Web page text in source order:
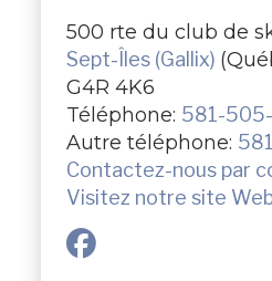
500 rte du club de
Sept-Îles (Gallix)
G4R 4K6
Téléphone: 581-
Autre téléphone:
Contactez-nous par
Visitez notre site